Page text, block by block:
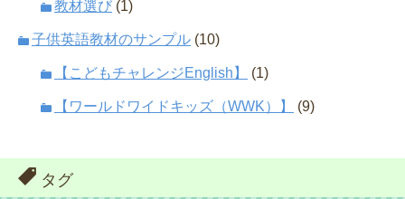
教材選び (1)
子供英語教材のサンプル (10)
【こどもチャレンジEnglish】 (1)
【ワールドワイドキッズ（WWK）】 (9)
タグ